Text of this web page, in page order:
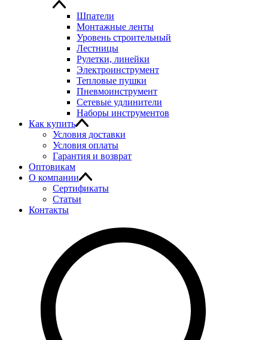
Шпатели
Монтажные ленты
Уровень строительный
Лестницы
Рулетки, линейки
Электроинструмент
Тепловые пушки
Пневмоинструмент
Сетевые удлинители
Наборы инструментов
Как купить
Условия доставки
Условия оплаты
Гарантия и возврат
Оптовикам
О компании
Сертификаты
Статьи
Контакты